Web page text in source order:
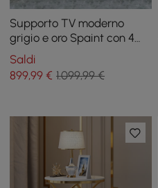
Supporto TV moderno
grigio e oro Spaint con 4
ante per TV fino a 75"
Saldi
899,99 € 1.099,99 €